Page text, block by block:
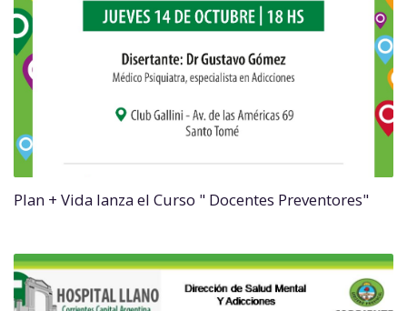
Plan + Vida lanza el Curso " Docentes Preventores"